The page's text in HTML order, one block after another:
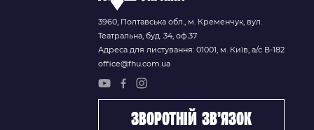
3960, Полтавська обл., м. Кременчук, вул.
Театральна, буд. 34, оф.37
Адреса для листування: 01001, м. Київ, а/с В-182
office@fhu.com.ua
зворотній зв’язок